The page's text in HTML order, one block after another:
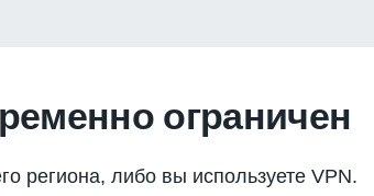
ограничен
региона, либо вы используете VPN.